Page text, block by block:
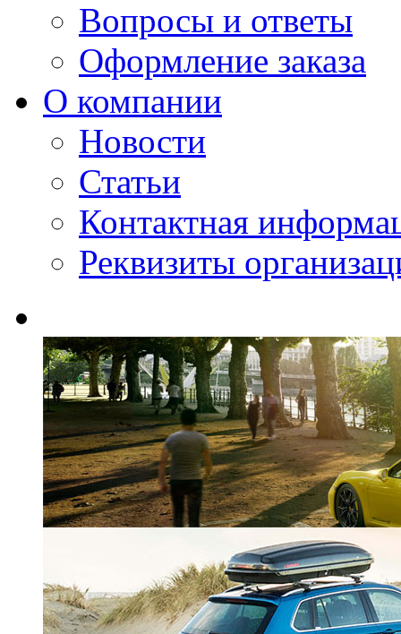
Вопросы и ответы
Оформление заказа
О компании
Новости
Статьи
Контактная
Реквизиты